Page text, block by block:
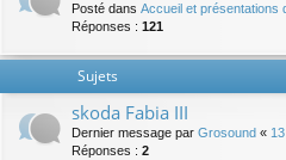
Posté dans Accueil et présentations
Réponses : 121
Sujets
skoda Fabia III
Dernier message par Grosound «
Réponses : 2